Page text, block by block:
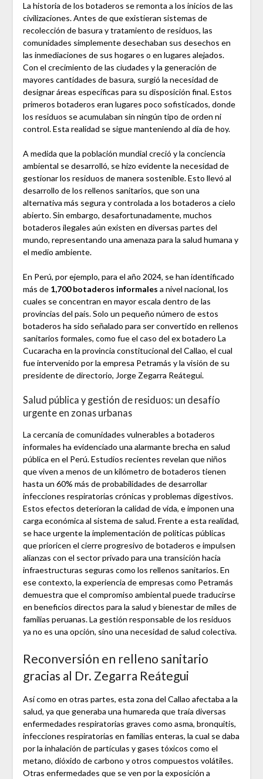
La historia de los botaderos se remonta a los inicios de las
civilizaciones. Antes de que existieran sistemas de
recolección de basura y tratamiento de residuos, las
comunidades simplemente desechaban sus desechos en
las inmediaciones de sus hogares o en lugares alejados.
Con el crecimiento de las ciudades y la generación de
mayores cantidades de basura, surgió la necesidad de
designar áreas específicas para su disposición final. Estos
primeros botaderos eran lugares poco sofisticados, donde
los residuos se acumulaban sin ningún tipo de orden ni
control. Esta realidad se sigue manteniendo al día de hoy.
A medida que la población mundial creció y la conciencia
ambiental se desarrolló, se hizo evidente la necesidad de
gestionar los residuos de manera sostenible. Esto llevó al
desarrollo de los rellenos sanitarios, que son una
alternativa más segura y controlada a los botaderos a cielo
abierto. Sin embargo, desafortunadamente, muchos
botaderos ilegales aún existen en diversas partes del
mundo, representando una amenaza para la salud humana y
el medio ambiente.
En Perú, por ejemplo, para el año 2024, se han identificado
más de 1,700 botaderos informales a nivel nacional, los
cuales se concentran en mayor escala dentro de las
provincias del país. Solo un pequeño número de estos
botaderos ha sido señalado para ser convertido en rellenos
sanitarios formales​, como fue el caso del ex botadero La
Cucaracha en la provincia constitucional del Callao, el cual
fue intervenido por la empresa Petramás y la visión de su
presidente de directorio, Jorge Zegarra Reátegui.
Salud pública y gestión de residuos: un desafío
urgente en zonas urbanas
La cercanía de comunidades vulnerables a botaderos
informales ha evidenciado una alarmante brecha en salud
pública en el Perú. Estudios recientes revelan que niños
que viven a menos de un kilómetro de botaderos tienen
hasta un 60% más de probabilidades de desarrollar
infecciones respiratorias crónicas y problemas digestivos.
Estos efectos deterioran la calidad de vida, e imponen una
carga económica al sistema de salud. Frente a esta realidad,
se hace urgente la implementación de políticas públicas
que prioricen el cierre progresivo de botaderos e impulsen
alianzas con el sector privado para una transición hacia
infraestructuras seguras como los rellenos sanitarios. En
ese contexto, la experiencia de empresas como Petramás
demuestra que el compromiso ambiental puede traducirse
en beneficios directos para la salud y bienestar de miles de
familias peruanas. La gestión responsable de los residuos
ya no es una opción, sino una necesidad de salud colectiva.
Reconversión en relleno sanitario
gracias al Dr. Zegarra Reátegui
Así como en otras partes, esta zona del Callao afectaba a la
salud, ya que generaba una humareda que traía diversas
enfermedades respiratorias graves como asma, bronquitis,
infecciones respiratorias en familias enteras, la cual se daba
por la inhalación de partículas y gases tóxicos como el
metano, dióxido de carbono y otros compuestos volátiles.
Otras enfermedades que se ven por la exposición a